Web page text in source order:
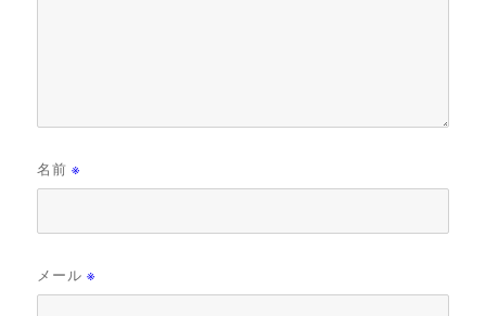
名前※
メール※